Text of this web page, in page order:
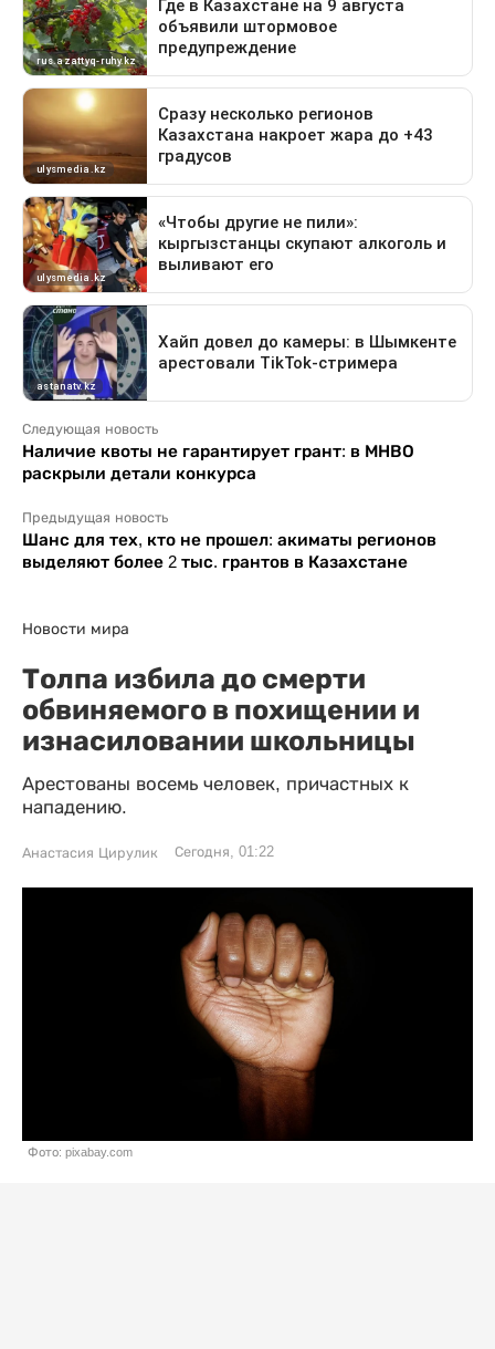
Следующая новость
Наличие квоты не гарантирует грант: в МНВО
раскрыли детали конкурса
Предыдущая новость
Шанс для тех, кто не прошел: акиматы регионов
выделяют более 2 тыс. грантов в Казахстане
Новости мира
Толпа избила до смерти
обвиняемого в похищении и
изнасиловании школьницы
Арестованы восемь человек, причастных к
нападению.
Анастасия Цирулик Сегодня, 01:22
Фото: pixabay.com